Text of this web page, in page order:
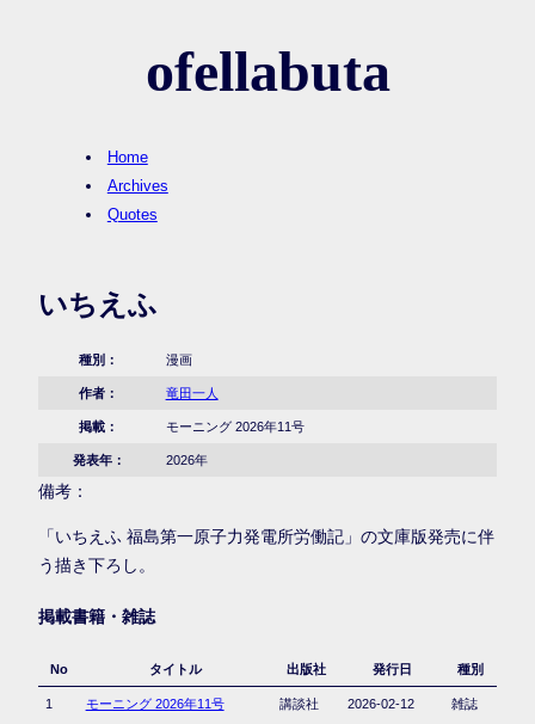
ofellabuta
Home
Archives
Quotes
いちえふ
種別： 漫画
作者： 竜田一人
掲載： モーニング 2026年11号
発表年： 2026年
備考：
「いちえふ 福島第一原子力発電所労働記」の文庫版発売に伴
う描き下ろし。
掲載書籍・雑誌
No タイトル 出版社 発行日 種別
1 モーニング 2026年11号 講談社 2026-02-12 雑誌